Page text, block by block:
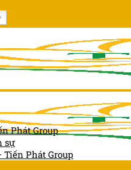
Phát Group
sự
Tiến Phát Group